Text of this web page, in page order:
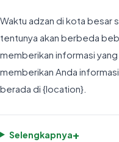
Waktu adzan di kota besar
tentunya akan berbeda
memberikan informasi
memberikan Anda
berada di {location}.
Selengkapnya+